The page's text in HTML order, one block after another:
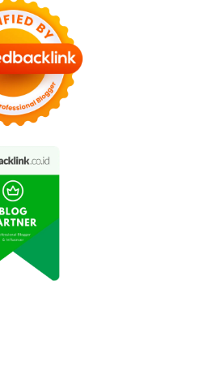
Nasional Bromo Tengger